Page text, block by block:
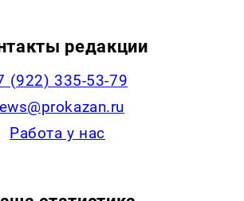
редакции
(922) 335-53-79
Работа у нас